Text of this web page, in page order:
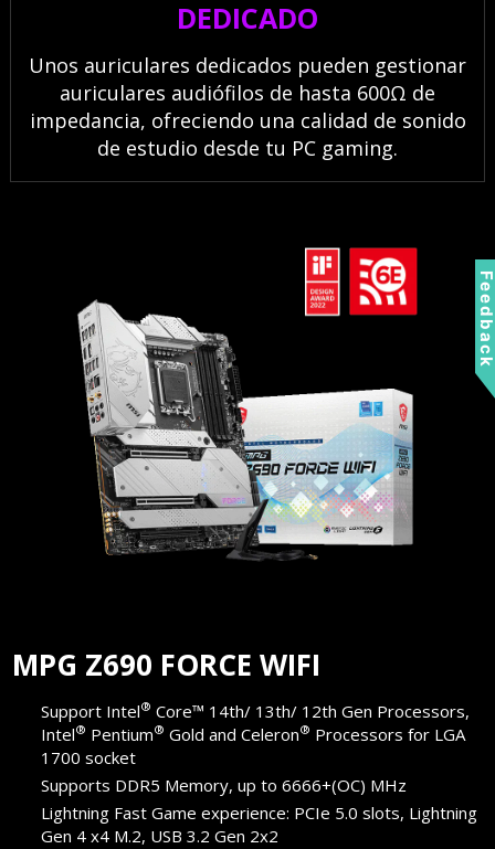
DEDICADO
Unos auriculares dedicados pueden gestionar
auriculares audiófilos de hasta 600Ω de
impedancia, ofreciendo una calidad de sonido
de estudio desde tu PC gaming.
MPG Z690 FORCE WIFI
Support Intel® Core™ 14th/ 13th/ 12th Gen Processors,
Intel® Pentium® Gold and Celeron® Processors for LGA
1700 socket
Supports DDR5 Memory, up to 6666+(OC) MHz
Lightning Fast Game experience: PCIe 5.0 slots, Lightning
Gen 4 x4 M.2, USB 3.2 Gen 2x2